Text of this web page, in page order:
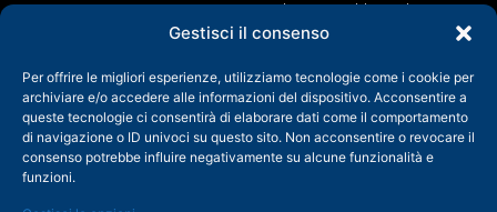
Gestisci il consenso
Per offrire le migliori esperienze, utilizziamo tecnologie come i cookie per
archiviare e/o accedere alle informazioni del dispositivo. Acconsentire a
queste tecnologie ci consentirà di elaborare dati come il comportamento
di navigazione o ID univoci su questo sito. Non acconsentire o revocare il
consenso potrebbe influire negativamente su alcune funzionalità e
funzioni.
Macchina per saldatura laser
+86-158-9507-5134
info@shenchong.com
Tianshun Road, Parco industriale Yangshan, Wuxi, Jiangsu,
Cina 214156